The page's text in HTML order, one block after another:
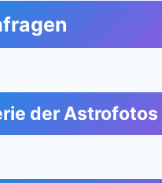
der Astrofotos